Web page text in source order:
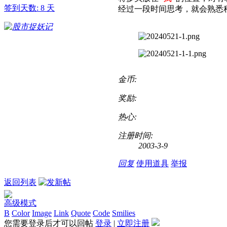
签到天数: 8 天
经过一段时间思考，就会熟悉
金币:
奖励:
热心:
注册时间:
2003-3-9
回复 使用道具 举报
返回列表
高级模式
B Color Image Link Quote Code Smilies
您需要登录后才可以回帖 登录 | 立即注册